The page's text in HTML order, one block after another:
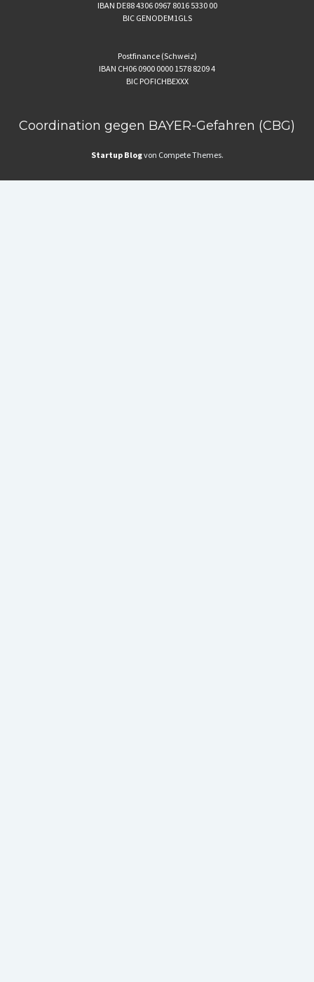
IBAN DE88 4306 0967 8016 5330 00
BIC GENODEM1GLS
Postfinance (Schweiz)
IBAN CH06 0900 0000 1578 8209 4
BIC POFICHBEXXX
Coordination gegen BAYER-Gefahren (CBG)
Startup Blogvon Compete Themes.